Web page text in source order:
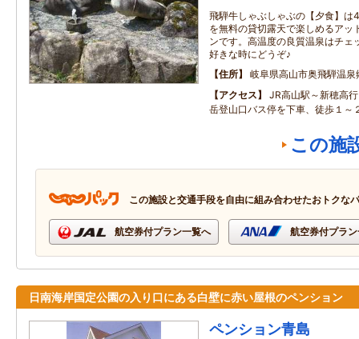
飛騨牛しゃぶしゃぶの【夕食】
を無料の貸切露天で楽しめるアッ
ンです。高温度の良質温泉はチェ
好きな時にどうぞ♪
住所
岐阜県高山市奥飛騨温泉
アクセス
JR高山駅～新穂高
岳登山口バス停を下車、徒歩１～
この施
この施設と交通手段を自由に組み合わせたおトクな
航空券付プラン一覧へ 航空券付プラ
日南海岸国定公園の入り口にある白壁に赤い屋根のペンション
ペンション青島